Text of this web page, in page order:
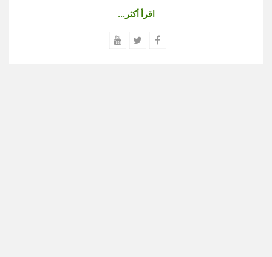
اقرأ أكثر...